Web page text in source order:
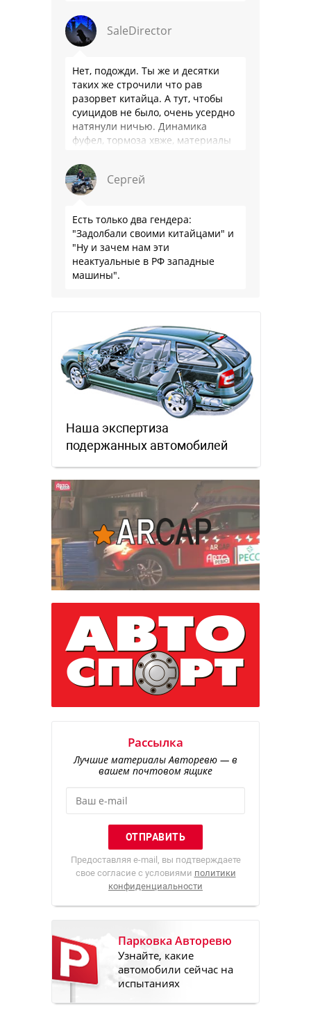
SaleDirector
Нет, подожди. Ты же и десятки
таких же строчили что рав
разорвет китайца. А тут, чтобы
суицидов не было, очень усердно
натянули ничью. Динамика
фуфел, тормоза хвже, материалы
Сергей
Есть только два гендера:
"Задолбали своими китайцами" и
"Ну и зачем нам эти
неактуальные в РФ западные
машины".
Наша экспертиза
подержанных автомобилей
Рассылка
Лучшие материалы Авторевю — в
вашем почтовом ящике
Предоставляя e-mail, вы подтверждаете
свое согласие с условиями политики
конфиденциальности
Парковка Авторевю
Узнайте, какие
автомобили сейчас на
испытаниях